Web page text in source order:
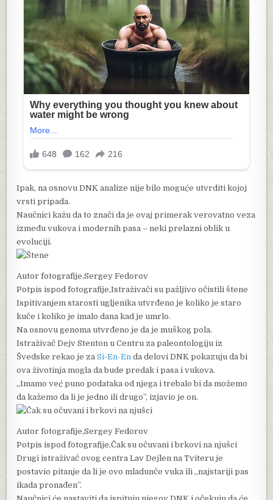
Ipak, na osnovu DNK analize nije bilo moguće utvrditi kojoj
vrsti pripada.
Naučnici kažu da to znači da je ovaj primerak verovatno veza
između vukova i modernih pasa – neki prelazni oblik u
evoluciji.
Autor fotografije,Sergey Fedorov
Potpis ispod fotografije,Istraživači su pažljivo očistili štene
Ispitivanjem starosti ugljenika utvrđeno je koliko je staro
kuče i koliko je imalo dana kad je umrlo.
Na osnovu genoma utvrđeno je da je muškog pola.
Istraživač Dejv Stenton u Centru za paleontologiju iz
Švedske rekao je zaSi-En-En da delovi DNK pokazuju da bi
ova životinja mogla da bude predak i pasa i vukova.
„Imamo već puno podataka od njega i trebalo bi da možemo
da kažemo da li je jedno ili drugo”, izjavio je on.
Autor fotografije,Sergey Fedorov
Potpis ispod fotografije,Čak su očuvani i brkovi na njušci
Drugi istraživač ovog centra Lav Dejlen na Tviteru je
postavio pitanje da li je ovo mladunče vuka ili „najstariji pas
ikada pronađen”.